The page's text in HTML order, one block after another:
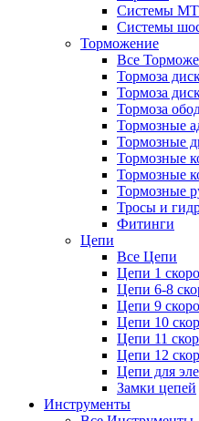
Системы
Системы
Торможение
Все
Тормоза
Тормоза
Тормоза
Тормозные
Тормозные
Тормозные
Тормозные
Тормозные
Тросы и
Фитинги
Цепи
Все Цепи
Цепи 1
Цепи 6-8
Цепи 9
Цепи 10
Цепи 11
Цепи 12
Цепи для
Замки цепей
Инструменты